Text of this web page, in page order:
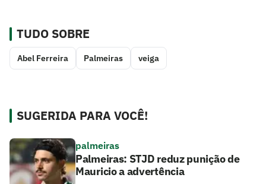
TUDO SOBRE
Abel Ferreira Palmeiras veiga
SUGERIDA PARA VOCÊ!
palmeiras
Palmeiras: STJD reduz punição de
Mauricio a advertência